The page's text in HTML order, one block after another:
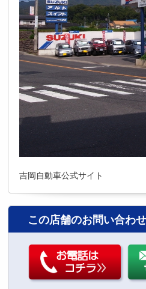
吉岡自動車公式サイト
この店舗のお問い合わせ